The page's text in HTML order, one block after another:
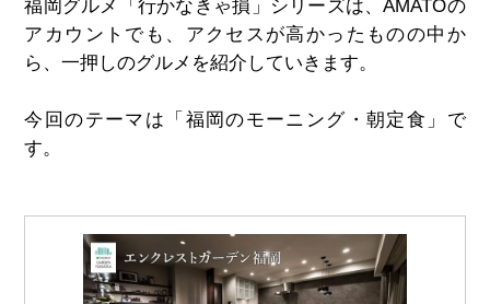
福岡グルメ「行かなきゃ損」シリーズは、AMATOの
アカウントでも、アクセスが高かったものの中か
ら、一押しのグルメを紹介していきます。
今回のテーマは「福岡のモーニング・朝定食」で
す。